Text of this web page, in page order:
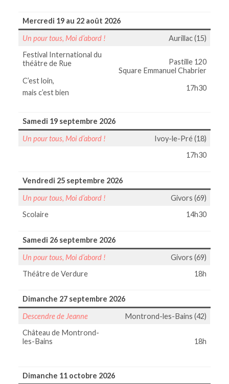
Mercredi 19 au 22 août 2026
Un pour tous, Moi d’abord !
Aurillac (15)
Festival International du
théâtre de Rue
C’est loin,
mais c’est bien
Pastille 120
Square Emmanuel Chabrier
17h30
Samedi 19 septembre 2026
Un pour tous, Moi d’abord !
Ivoy-le-Pré (18)
17h30
Vendredi 25 septembre 2026
Un pour tous, Moi d’abord !
Givors (69)
Scolaire
14h30
Samedi 26 septembre 2026
Un pour tous, Moi d’abord !
Givors (69)
Théâtre de Verdure
18h
Dimanche 27 septembre 2026
Descendre de Jeanne
Montrond-les-Bains (42)
Château de Montrond-
les-Bains
18h
Dimanche 11 octobre 2026